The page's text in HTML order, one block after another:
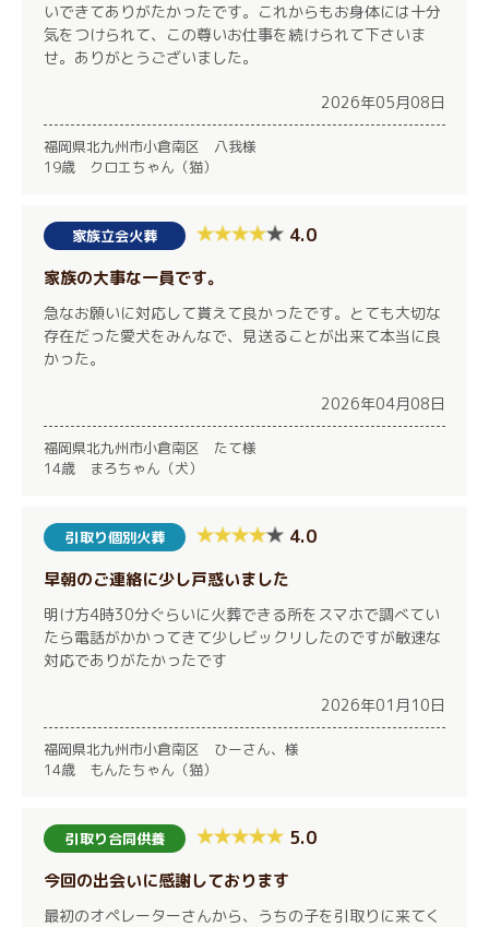
いできてありがたかったです。これからもお身体には十分
気をつけられて、この尊いお仕事を続けられて下さいま
せ。ありがとうございました。
2026年05月08日
福岡県北九州市小倉南区 八我様
19歳 クロエちゃん（猫）
家族立会火葬 4.0
家族の大事な一員です。
急なお願いに対応して貰えて良かったです。とても大切な
存在だった愛犬をみんなで、見送ることが出来て本当に良
かった。
2026年04月08日
福岡県北九州市小倉南区 たて様
14歳 まろちゃん（犬）
引取り個別火葬 4.0
早朝のご連絡に少し戸惑いました
明け方4時30分ぐらいに火葬できる所をスマホで調べてい
たら電話がかかってきて少しビックリしたのですが敏速な
対応でありがたかったです
2026年01月10日
福岡県北九州市小倉南区 ひーさん、様
14歳 もんたちゃん（猫）
引取り合同供養 5.0
今回の出会いに感謝しております
最初のオペレーターさんから、うちの子を引取りに来てく